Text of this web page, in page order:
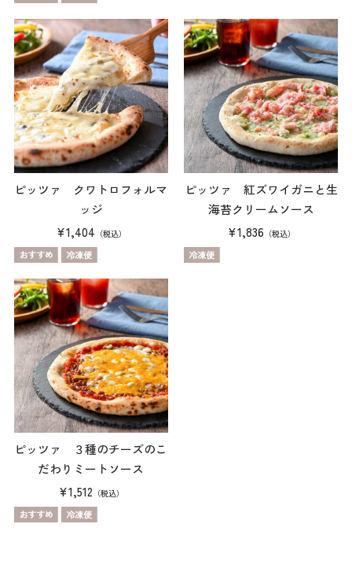
ピッツァ クワトロフォルマ
ッジ
¥1,404 （税込）
ピッツァ 紅ズワイガニと生
海苔クリームソース
¥1,836 （税込）
ピッツァ ３種のチーズのこ
だわりミートソース
¥1,512 （税込）